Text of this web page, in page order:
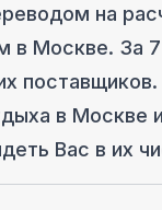
на
в Москве. За
поставщиков.
в Москве и
Вас в их